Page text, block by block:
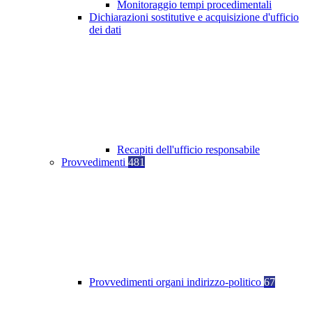
Monitoraggio tempi procedimentali
Dichiarazioni sostitutive e acquisizione d'ufficio
dei dati
Recapiti dell'ufficio responsabile
Provvedimenti 481
Provvedimenti organi indirizzo-politico 67